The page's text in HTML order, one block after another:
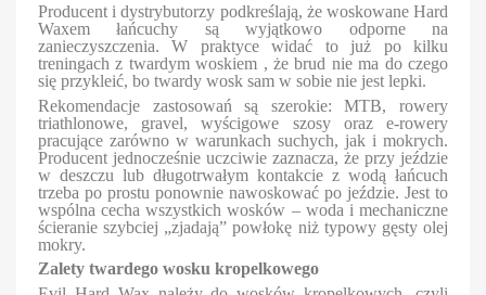
Producent i dystrybutorzy podkreślają, że woskowane Hard
Waxem łańcuchy są wyjątkowo odporne na
zanieczyszczenia. W praktyce widać to już po kilku
treningach z twardym woskiem , że brud nie ma do czego
się przykleić, bo twardy wosk sam w sobie nie jest lepki.
Rekomendacje zastosowań są szerokie: MTB, rowery
triathlonowe, gravel, wyścigowe szosy oraz e-rowery
pracujące zarówno w warunkach suchych, jak i mokrych.
Producent jednocześnie uczciwie zaznacza, że przy jeździe
w deszczu lub długotrwałym kontakcie z wodą łańcuch
trzeba po prostu ponownie nawoskować po jeździe. Jest to
wspólna cecha wszystkich wosków – woda i mechaniczne
ścieranie szybciej „zjadają” powłokę niż typowy gęsty olej
mokry.
Zalety twardego wosku kropelkowego